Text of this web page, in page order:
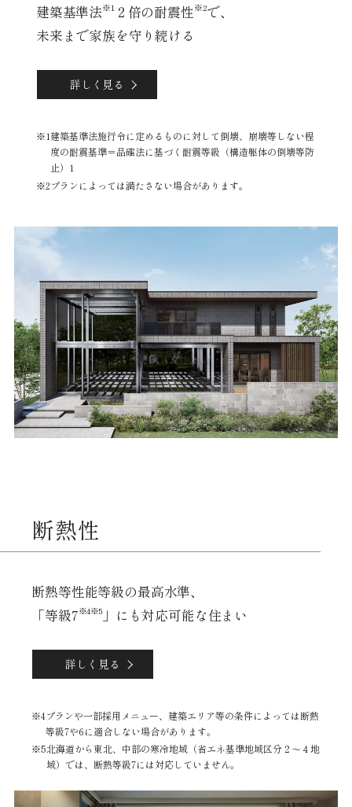
建築基準法※1 ２倍の耐震性※2で、
未来まで家族を守り続ける
詳しく見る
建築基準法施行令に定めるものに対して倒壊、崩壊等しない程
度の耐震基準＝品確法に基づく耐震等級（構造躯体の倒壊等防
止）1
プランによっては満たさない場合があります。
断熱性
断熱等性能等級の最高水準、
「等級7※4※5」にも対応可能な住まい
詳しく見る
プランや一部採用メニュー、建築エリア等の条件によっては断熱
等級7や6に適合しない場合があります。
北海道から東北、中部の寒冷地域（省エネ基準地域区分２～４地
域）では、断熱等級7には対応していません。